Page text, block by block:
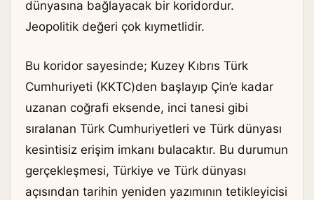
dünyasına bağlayacak bir koridordur.
Jeopolitik değeri çok kıymetlidir.
Bu koridor sayesinde; Kuzey Kıbrıs Türk
Cumhuriyeti (KKTC)den başlayıp Çin’e kadar
uzanan coğrafi eksende, inci tanesi gibi
sıralanan Türk Cumhuriyetleri ve Türk dünyası
kesintisiz erişim imkanı bulacaktır. Bu durumun
gerçekleşmesi, Türkiye ve Türk dünyası
açısından tarihin yeniden yazımının tetikleyicisi